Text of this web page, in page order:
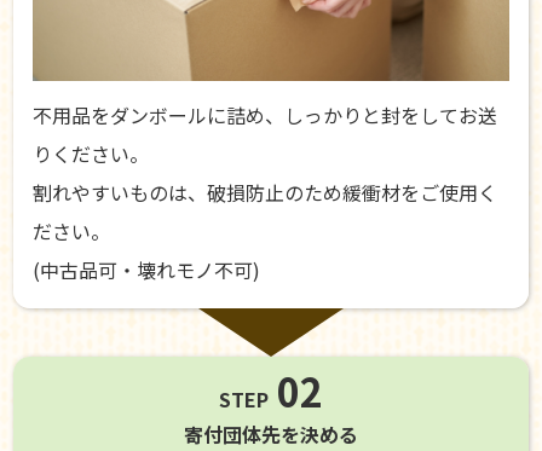
不用品をダンボールに詰め、しっかりと封をしてお送
りください。
割れやすいものは、破損防止のため緩衝材をご使用く
ださい。
(中古品可・壊れモノ不可)
STEP 02
寄付団体先を決める